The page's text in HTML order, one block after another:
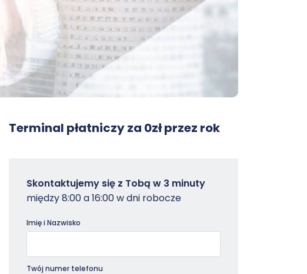
Terminal płatniczy za 0zł przez rok
Zamowterminal
-
Skontaktujemy się z Tobą w 3 minuty
między 8:00 a 16:00 w dni robocze
Imię i Nazwisko
Twój numer telefonu